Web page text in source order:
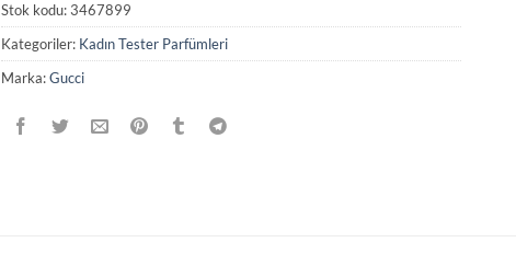
Stok kodu:3467899
Kategoriler: Kadın Tester Parfümleri
Marka:Gucci